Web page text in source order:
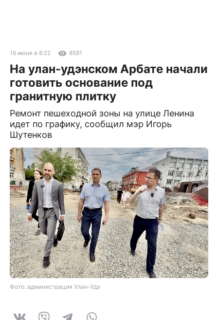
16 июня в 8:22 8581
На улан-удэнском Арбате начали
готовить основание под
гранитную плитку
Ремонт пешеходной зоны на улице Ленина
идет по графику, сообщил мэр Игорь
Шутенков
Фото: администрация Улан-Удэ